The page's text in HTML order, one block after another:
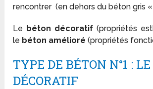
rencontrer (en dehors du béton gris
Le béton décoratif(propriétés
le béton amélioré(propriétés
TYPE DE BÉTON N°1 :
DÉCORATIF